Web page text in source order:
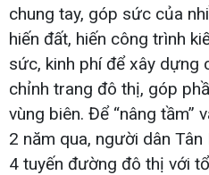
chung tay, góp sức của
hiến đất, hiến công trình
sức, kinh phí để xây dựng
chỉnh trang đô thị, góp
vùng biên. Để “nâng tầm”
2 năm qua, người dân
4 tuyến đường đô thị với